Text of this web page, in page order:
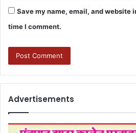
Save my name, email, and website
time I comment.
Advertisements